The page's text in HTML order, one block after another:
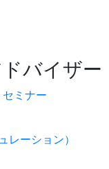
バイザー
ミナー
レーション）